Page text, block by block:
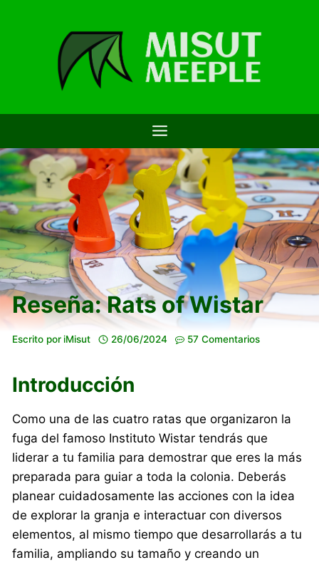
Reseña: Rats of Wistar
Escrito por iMisut 26/06/2024 57 Comentarios
Introducción
Como una de las cuatro ratas que organizaron la
fuga del famoso Instituto Wistar tendrás que
liderar a tu familia para demostrar que eres la más
preparada para guiar a toda la colonia. Deberás
planear cuidadosamente las acciones con la idea
de explorar la granja e interactuar con diversos
elementos, al mismo tiempo que desarrollarás a tu
familia, ampliando su tamaño y creando un